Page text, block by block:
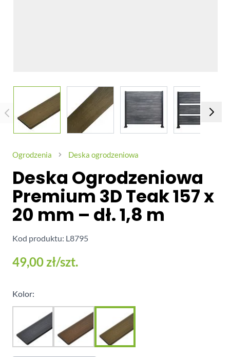
View larger imageView larger imageView larger imageView
Ogrodzenia Deska ogrodzeniowa
Deska Ogrodzeniowa
Premium 3D Teak 157 x
20 mm – dł. 1,8 m
Kod produktu: L8795
49,00 zł/szt.
Kolor: